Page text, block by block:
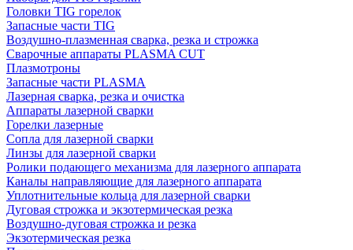
Головки TIG горелок
Запасные части TIG
Воздушно-плазменная сварка, резка и строжка
Сварочные аппараты PLASMA CUT
Плазмотроны
Запасные части PLASMA
Лазерная сварка, резка и очистка
Аппараты лазерной сварки
Горелки лазерные
Сопла для лазерной сварки
Линзы для лазерной сварки
Ролики подающего механизма для лазерного аппарата
Каналы направляющие для лазерного аппарата
Уплотнительные кольца для лазерной сварки
Дуговая строжка и экзотермическая резка
Воздушно-дуговая строжка и резка
Экзотермическая резка